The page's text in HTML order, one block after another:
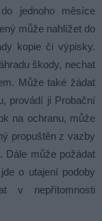
jednoho měsíce
může nahlížet do
kopie či výpisky.
škody, nechat
Může také žádat
provádí ji Probační
na ochranu, může
propuštěn z vazby
Dále může požádat
o utajení podoby
v nepřítomnosti